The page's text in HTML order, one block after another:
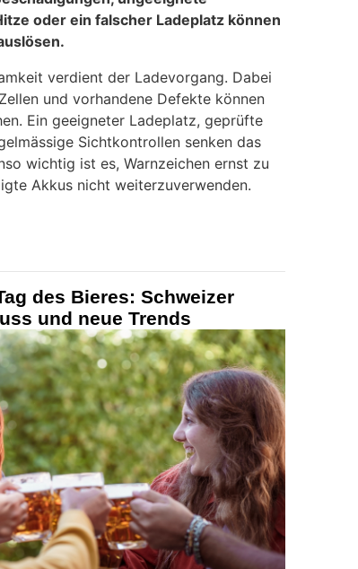
oder ein falscher Ladeplatz können
verdient der Ladevorgang. Dabei
und vorhandene Defekte können
Ein geeigneter Ladeplatz, geprüfte
Sichtkontrollen senken das
wichtig ist es, Warnzeichen ernst zu
Akkus nicht weiterzuverwenden.
des Bieres: Schweizer
und neue Trends